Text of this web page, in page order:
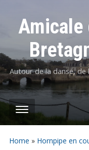
Amicale
Autour de la danse,
Home » Hornpipe en